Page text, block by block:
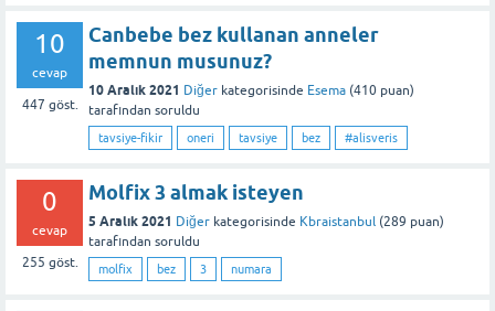
10
cevap
447 göst.
Canbebe bez kullanan anneler
memnun musunuz?
10 Aralık 2021 Diğer kategorisinde Esema (410 puan)
tarafından soruldu
tavsiye-fikir oneri tavsiye bez #alisveris
0
cevap
255 göst.
Molfix 3 almak isteyen
5 Aralık 2021 Diğer kategorisinde Kbraistanbul (289 puan)
tarafından soruldu
molfix bez 3 numara